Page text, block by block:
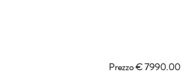
Prezzo € 7990.00